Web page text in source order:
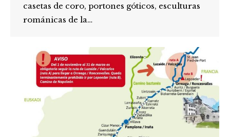
casetas de coro, portones góticos, esculturas
románicas de la…